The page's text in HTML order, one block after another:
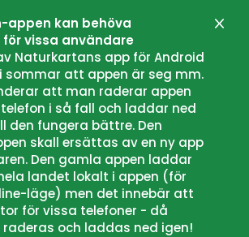
appen kan behöva
vissa användare
Naturkartans app för Android
sommar att appen är seg mm.
att man raderar appen
i så fall och laddar ned
den fungera bättre. Den
skall ersättas av en ny app
Den gamla appen laddar
landet lokalt i appen (för
läge) men det innebär att
för vissa telefoner - då
raderas och laddas ned igen!